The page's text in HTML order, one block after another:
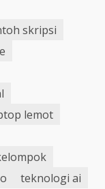
skripsi
lemot
teknologi ai